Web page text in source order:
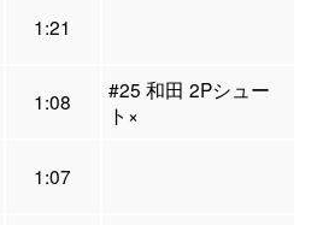
1:21
1:08
#25 和田 2Pシュー
ト×
1:07